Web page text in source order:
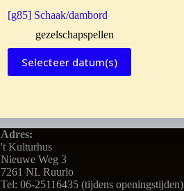
[g85] Schaak/dambord
gezelschapspellen
Selecteer datum(s)
Adres:
't Kulturhus
Nieuwe Weg 3
7261 NL Ruurlo
Tel: 06-25116435 (tijdens openingstijden)